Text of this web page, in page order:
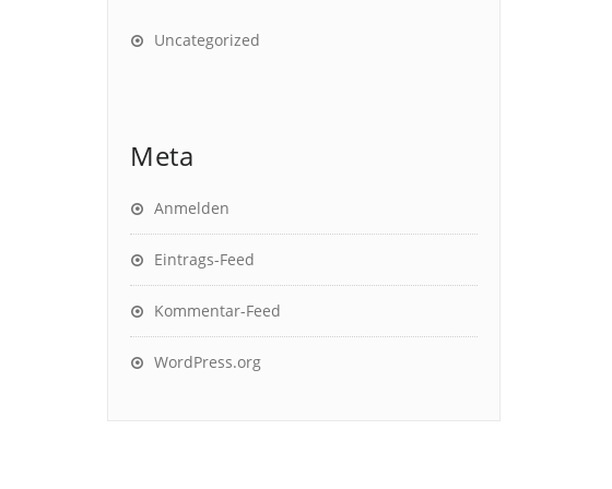
Uncategorized
Meta
Anmelden
Eintrags-Feed
Kommentar-Feed
WordPress.org